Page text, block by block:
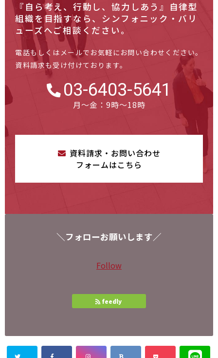
『自ら考え、行動し、協力しあう』自律型
組織を目指すなら、 シンフォニック・バリ
ューズへご相談ください。
電話もしくはメールでお気軽にお問い合わせください。
資料請求も受け付けております。
03-6403-5641
月～金：9時～18時
資料請求・お問い合わせ
フォームはこちら
＼フォローお願いします／
Follow
feedly